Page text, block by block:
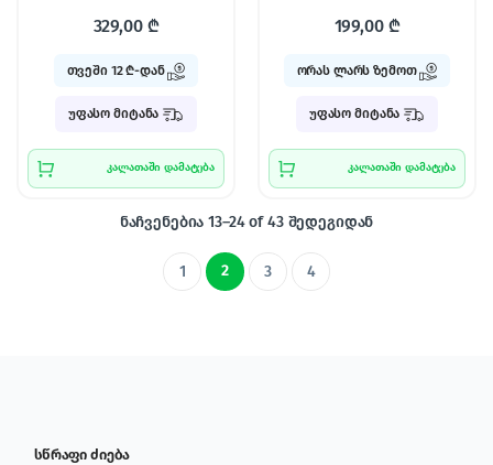
329,00 ₾
თვეში 12 ₾-დან
უფასო მიტანა
კალათაში დამატება
199,00 ₾
ორას ლარს ზემოთ
უფასო მიტანა
კალათაში დამატება
ნაჩვენებია 13–24 of 43 შედეგიდან
1 2 3 4
სწრაფი ძიება